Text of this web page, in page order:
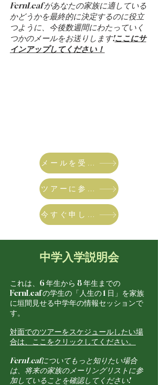
FernLeaf があなたの家族に適している
かどうかを最終的に決定するのに役立
つように、今後数週間にわたっていく
つかのメールをお送りします!ここにサ
インアップしてください！
メールを受け取る
ツアーに参加します
今すぐ申し込む
中学入学説明会
これは、6 年生から 8 年生までの
FernLeaf の学生の「人生の 1 日」を家族
に垣間見せる中学年の情報セッションで
す。
対面でのツアーをスケジュールしたい場
合は、ここをクリックしてください。
FernLeafについてもっと知りたい場合
は、将来の家族のメーリングリストに参
加していることを確認してください!